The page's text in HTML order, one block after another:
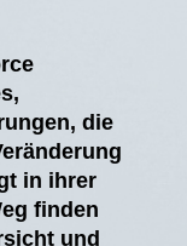
die
in ihrer
finden
und